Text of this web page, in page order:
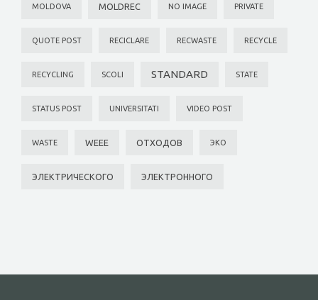
MOLDOVA MOLDREC NO IMAGE PRIVATE
QUOTE POST RECICLARE RECWASTE RECYCLE
RECYCLING SCOLI STANDARD STATE
STATUS POST UNIVERSITATI VIDEO POST
WASTE WEEE ОТХОДОВ ЭКО
ЭЛЕКТРИЧЕСКОГО ЭЛЕКТРОННОГО